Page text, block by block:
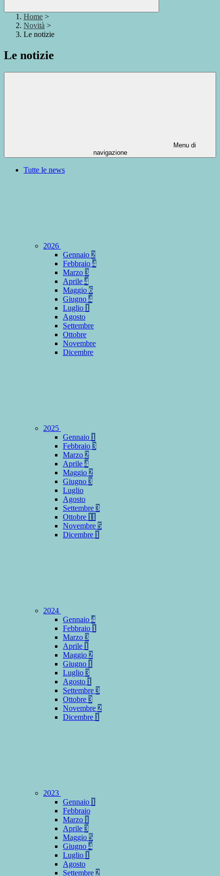
Home >
Novità >
Le notizie
Le notizie
Menu di
navigazione
Tutte le news
2026
Gennaio 2
Febbraio 4
Marzo 3
Aprile 4
Maggio 6
Giugno 4
Luglio 1
Agosto
Settembre
Ottobre
Novembre
Dicembre
2025
Gennaio 1
Febbraio 3
Marzo 2
Aprile 4
Maggio 2
Giugno 3
Luglio
Agosto
Settembre 3
Ottobre 11
Novembre 5
Dicembre 1
2024
Gennaio 4
Febbraio 1
Marzo 3
Aprile 1
Maggio 2
Giugno 1
Luglio 3
Agosto 1
Settembre 3
Ottobre 3
Novembre 2
Dicembre 1
2023
Gennaio 1
Febbraio
Marzo 1
Aprile 3
Maggio 5
Giugno 4
Luglio 1
Agosto
Settembre 2